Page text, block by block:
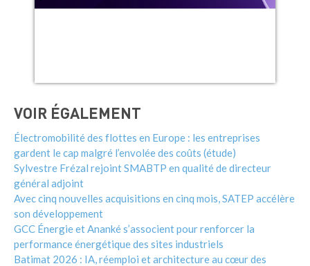
VOIR ÉGALEMENT
Électromobilité des flottes en Europe : les entreprises
gardent le cap malgré l’envolée des coûts (étude)
Sylvestre Frézal rejoint SMABTP en qualité de directeur
général adjoint
Avec cinq nouvelles acquisitions en cinq mois, SATEP accélère
son développement
GCC Énergie et Ananké s’associent pour renforcer la
performance énergétique des sites industriels
Batimat 2026 : IA, réemploi et architecture au cœur des